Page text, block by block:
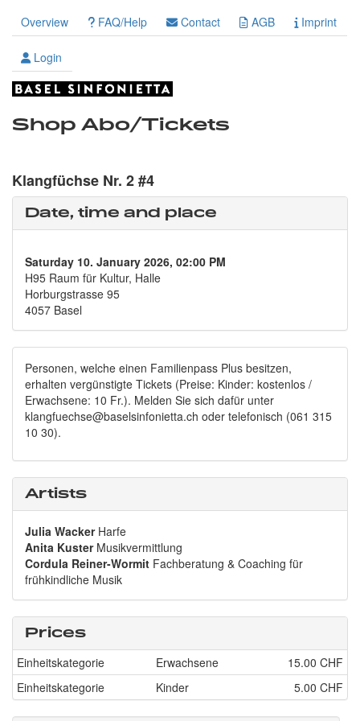
Overview FAQ/Help Contact AGB Imprint
Login
Shop Abo/Tickets
Klangfüchse Nr. 2 #4
Date, time and place
Saturday 10. January 2026, 02:00 PM
H95 Raum für Kultur, Halle
Horburgstrasse 95
4057 Basel
Personen, welche einen Familienpass Plus besitzen,
erhalten vergünstigte Tickets (Preise: Kinder: kostenlos /
Erwachsene: 10 Fr.). Melden Sie sich dafür unter
klangfuechse@baselsinfonietta.ch oder telefonisch (061 315
10 30).
Artists
Julia WackerHarfe
Anita KusterMusikvermittlung
Cordula Reiner-Wormit Fachberatung & Coaching für
frühkindliche Musik
Prices
Einheitskategorie Erwachsene
15.00 CHF
Einheitskategorie
Kinder 5.00 CHF